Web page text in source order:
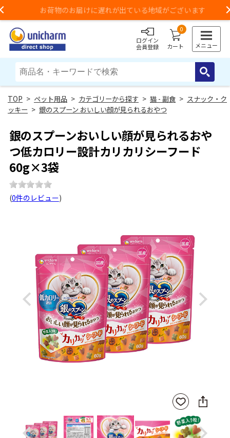
お荷物のお届けに遅れが出ている地域がございます
ログイン
会員登録
0
カート メニュー
> ペット用品 > カテゴリーから探す > 猫 - 副食 > スナック・ク
ッキー > 銀のスプーン おいしい顔が見られるおやつ
銀のスプーンおいしい顔が見られるおや
つ低カロリー設計カリカリシーフード
60g×3袋
(0件のレビュー)
Previous Next
お気
に入
りに
登録
SNS
に
ェ
ア
Previous Next